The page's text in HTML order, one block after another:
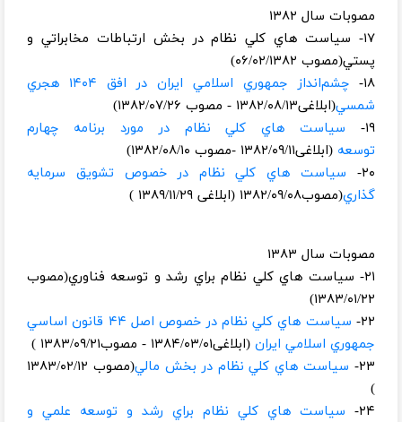
مصوبات سال ۱۳۸۲
۱۷- سياست هاي كلي نظام در بخش ارتباطات مخابراتي و
پستي(مصوب ۰۶/۰۲/۱۳۸۲)
۱۸-
چشم‌انداز جمهوري اسلامي ايران در افق ۱۴۰۴ هجري
شمسي(ابلاغی۱۳۸۲/۰۸/۱۳ - مصوب ۱۳۸۲/۰۷/۲۶)
۱۹-
سياست هاي كلي نظام در مورد برنامه چهارم
توسعه (ابلاغی۱۳۸۲/۰۹/۱۱ -مصوب ۱۳۸۲/۰۸/۱۰)
۲۰-
سياست هاي كلي نظام در خصوص تشويق سرمايه
گذاري(مصوب۱۳۸۲/۰۹/۰۸ (ابلاغی ۱۳۸۹/۱۱/۲۹ )
مصوبات سال ۱۳۸۳
۲۱- سياست هاي كلي نظام براي رشد و توسعه فناوري(مصوب
۱۳۸۳/۰۱/۲۲)
۲۲-
سياست هاي كلي نظام در خصوص اصل ۴۴ قانون اساسي
جمهوري اسلامي ايران (ابلاغی۱۳۸۴/۰۳/۰۱ - مصوب۱۳۸۳/۰۹/۲۱ )
۲۳-
سياست هاي كلي نظام در بخش مالي
(مصوب ۱۳۸۳/۰۲/۱۲
)
۲۴-
سياست هاي كلي نظام براي رشد و توسعه علمي و